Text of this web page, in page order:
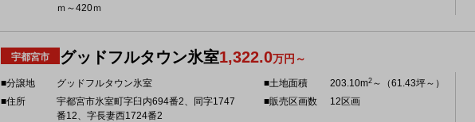
ｍ～420ｍ
宇都宮市 グッドフルタウン氷室1,322.0万円～
■分譲地
グッドフルタウン氷室
■住所
宇都宮市氷室町字臼内694番2、同字1747
番12、字長妻西1724番2
■土地面積 203.10m2 ～（61.43坪～）
■販売区画数
12区画